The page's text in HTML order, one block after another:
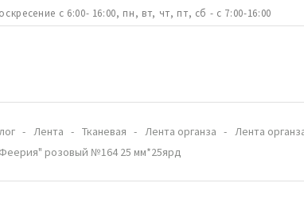
с 6:00- 16:00, пн, вт, чт, пт, сб - с 7:00-16:00
Лента Тканевая Лента органза
Лента
розовый №164 25 мм*25ярд